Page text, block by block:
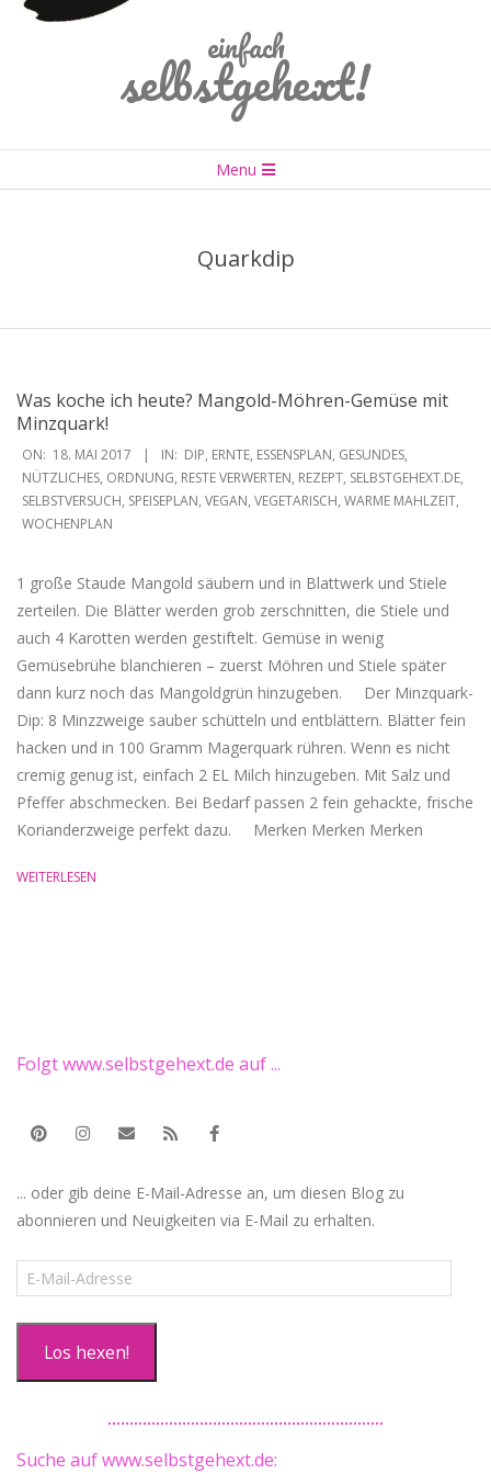
einfach
selbstgehext!
Navigation
Menu
Quarkdip
Was koche ich heute? Mangold-Möhren-Gemüse mit
Minzquark!
2017-
05-
18
ON: 18. MAI 2017 IN: DIP, ERNTE, ESSENSPLAN, GESUNDES,
NÜTZLICHES, ORDNUNG, RESTE VERWERTEN, REZEPT, SELBSTGEHEXT.DE,
SELBSTVERSUCH, SPEISEPLAN, VEGAN, VEGETARISCH, WARME MAHLZEIT,
WOCHENPLAN
1 große Staude Mangold säubern und in Blattwerk und Stiele
zerteilen. Die Blätter werden grob zerschnitten, die Stiele und
auch 4 Karotten werden gestiftelt. Gemüse in wenig
Gemüsebrühe blanchieren – zuerst Möhren und Stiele später
dann kurz noch das Mangoldgrün hinzugeben. Der Minzquark-
Dip: 8 Minzzweige sauber schütteln und entblättern. Blätter fein
hacken und in 100 Gramm Magerquark rühren. Wenn es nicht
cremig genug ist, einfach 2 EL Milch hinzugeben. Mit Salz und
Pfeffer abschmecken. Bei Bedarf passen 2 fein gehackte, frische
Korianderzweige perfekt dazu. Merken Merken Merken
WEITERLESEN
Folgt www.selbstgehext.de auf ...
... oder gib deine E-Mail-Adresse an, um diesen Blog zu
abonnieren und Neuigkeiten via E-Mail zu erhalten.
E-
Mail-
Los hexen!
Suche auf www.selbstgehext.de: